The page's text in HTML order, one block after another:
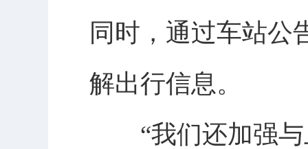
同时，通过车站公
解出行信息。
“我们还加强与